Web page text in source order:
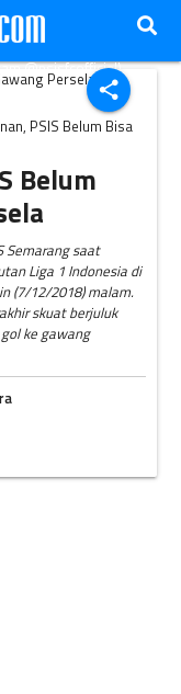
share
@psisfcofficial)
PSIS Belum Bisa
Belum
Semarang saat
Liga 1 Indonesia di
(7/12/2018) malam.
skuat berjuluk
ke gawang